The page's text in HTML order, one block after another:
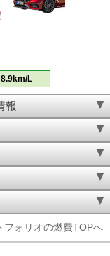
8.9km/L
報
ォリオの燃費TOPへ